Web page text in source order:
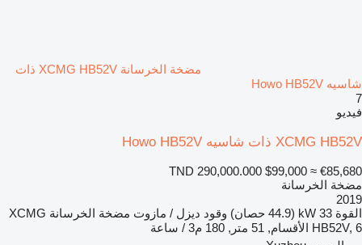
مضخة الخرسانة XCMG HB52V ذات
شاسيه Howo HB52V
7
فيديو
XCMG HB52V ذات شاسيه Howo HB52V
TND 290,000.000 $99,000 ≈ €85,680
مضخة الخرسانة
2019
القوة 33 kW (44.9 حصان) وقود ديزل / مازوت مضخة الخرسانة XCMG
HB52V, 6 الأقسام, 51 متر, 180 م3 / ساعة